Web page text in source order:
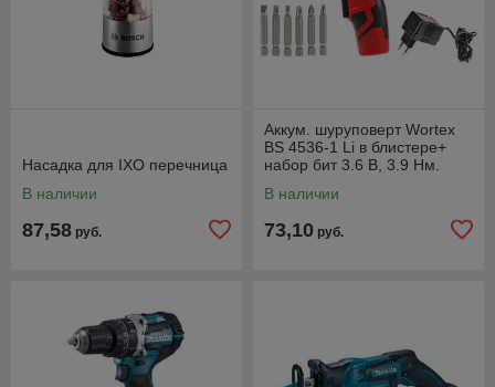
Насадка для IXO перечница
В наличии
87,58 руб.
Аккум. шуруповерт Wortex
BS 4536-1 Li в блистере+
набор бит 3.6 В, 3.9 Нм.
В наличии
73,10 руб.